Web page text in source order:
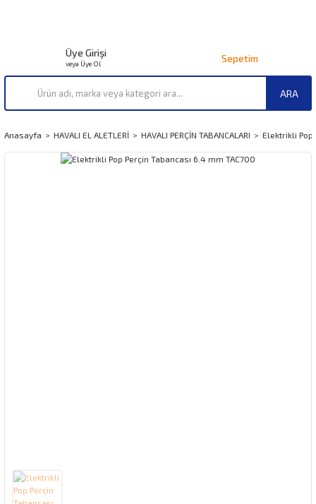
ARA
Üye Girişi
veya Üye Ol Sepetim
Anasayfa HAVALI EL ALETLERİ HAVALI PERÇİN TABANCALARI Elektrikli Pop